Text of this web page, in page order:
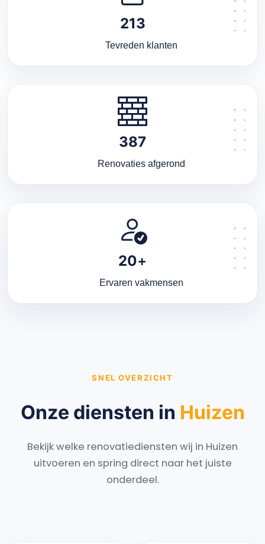
213
Tevreden klanten
387
Renovaties afgerond
20+
Ervaren vakmensen
SNEL OVERZICHT
Onze diensten in Huizen
Bekijk welke renovatiediensten wij in Huizen
uitvoeren en spring direct naar het juiste
onderdeel.